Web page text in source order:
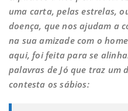
uma carta, pelas estrelas,
doença, que nos ajudam a
na sua amizade com o
aqui, foi feita para se
palavras de Jó que traz um
contesta os sábios: